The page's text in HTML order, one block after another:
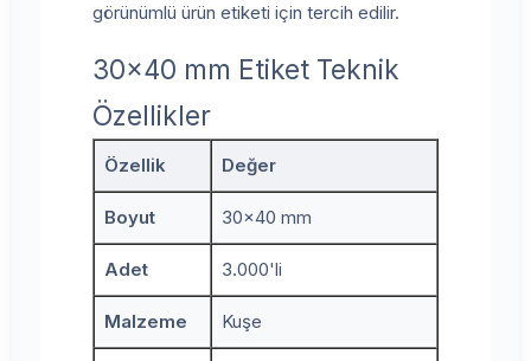
görünümlü ürün etiketi için tercih edilir.
30x40 mm Etiket Teknik
Özellikler
Özellik Değer
Boyut 30x40 mm
Adet 3.000'li
Malzeme Kuşe